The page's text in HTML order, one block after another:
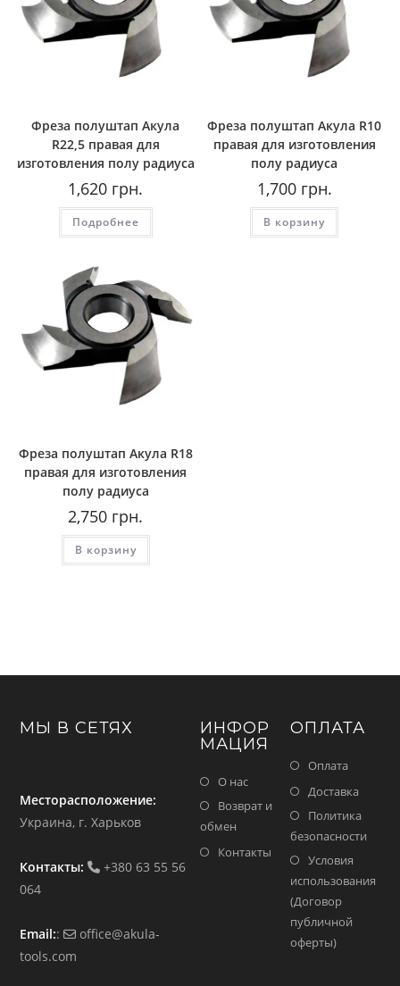
Фреза полуштап Акула
R22,5 правая для
изготовления полу радиуса
1,620 грн.
Подробнее
Фреза полуштап Акула R10
правая для изготовления
полу радиуса
1,700грн.
В корзину
Фреза полуштап Акула R18
правая для изготовления
полу радиуса
2,750 грн.
В корзину
МЫ В СЕТЯХ
Месторасположение:
Украина, г. Харьков
Контакты:
+380 63 55 56
064
Email::
office@akula-
tools.com
ИНФОР
МАЦИЯ
О нас
Возврат и
обмен
Контакты
ОПЛАТА
Оплата
Доставка
Политика
безопасности
Условия
использования
(Договор
публичной
оферты)